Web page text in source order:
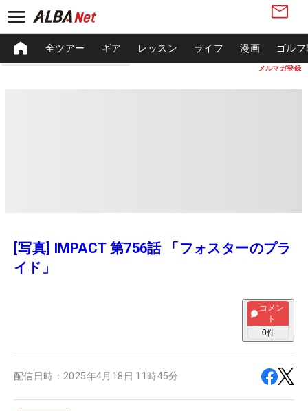
メルマガ登録
全ツアー ギア レッスン ライフ 漫画 ゴル
[写真] IMPACT 第756話 「フォスターのプラ
イド」
コメン
ト
0件
配信日時： 2025年4月18日 11時45分